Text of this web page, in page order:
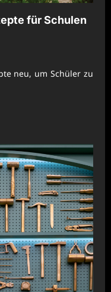
für Schulen
neu, um Schüler zu